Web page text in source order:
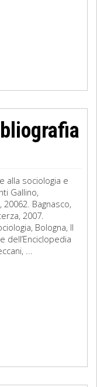
alla sociologia e
Gallino,
Bagnasco,
2007.
Bologna, Il
dell’Enciclopedia
...